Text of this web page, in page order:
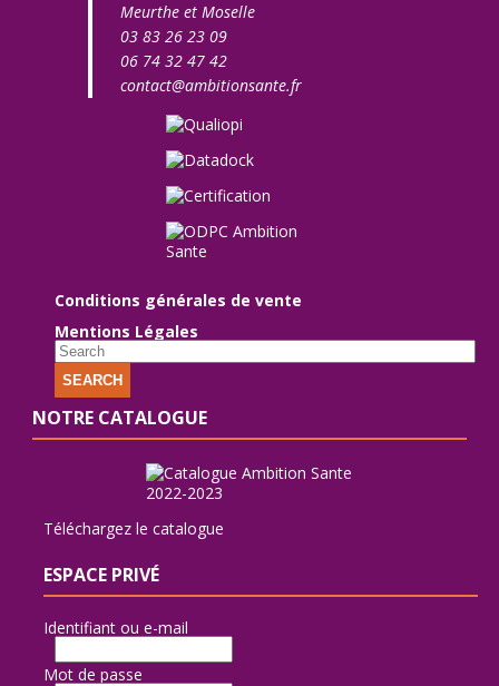
Meurthe et Moselle
03 83 26 23 09
06 74 32 47 42
contact@ambitionsante.fr
Conditions générales de vente
Mentions Légales
SEARCH
NOTRE CATALOGUE
Téléchargez le catalogue
ESPACE PRIVÉ
Identifiant ou e-mail
Mot de passe